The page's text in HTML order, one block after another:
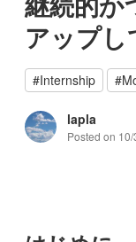
アップ
#Internship #
lapla
Posted on